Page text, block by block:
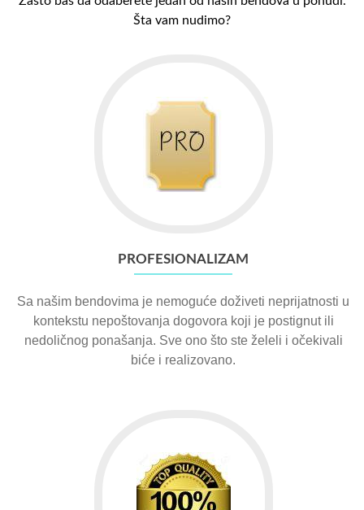
Šta vam nudimo?
PROFESIONALIZAM
Sa našim bendovima je nemoguće doživeti neprijatnosti u
kontekstu nepoštovanja dogovora koji je postignut ili
nedoličnog ponašanja. Sve ono što ste želeli i očekivali
biće i realizovano.